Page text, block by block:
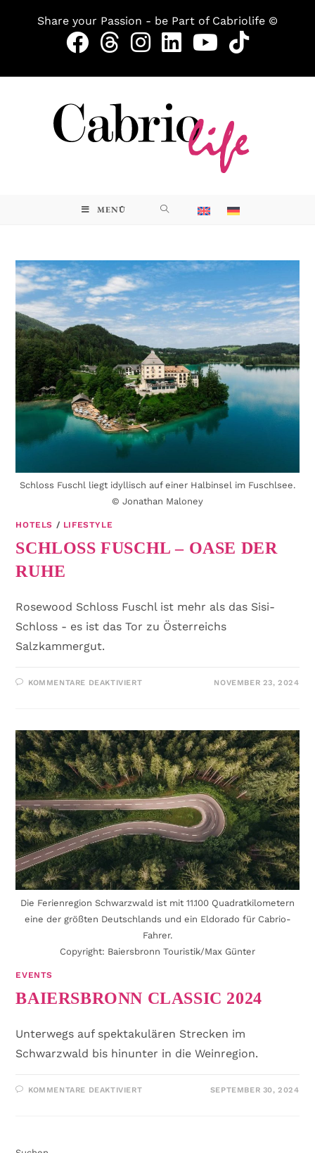
Share your Passion - be Part of Cabriolife ©
MENÜ
Schloss Fuschl liegt idyllisch auf einer Halbinsel im Fuschlsee.
© Jonathan Maloney
HOTELS / LIFESTYLE
SCHLOSS FUSCHL – OASE DER
RUHE
Rosewood Schloss Fuschl ist mehr als das Sisi-
Schloss - es ist das Tor zu Österreichs
Salzkammergut.
KOMMENTARE DEAKTIVIERT NOVEMBER 23, 2024
Die Ferienregion Schwarzwald ist mit 11.100 Quadratkilometern
eine der größten Deutschlands und ein Eldorado für Cabrio-
Fahrer.
Copyright: Baiersbronn Touristik/Max Günter
EVENTS
BAIERSBRONN CLASSIC 2024
Unterwegs auf spektakulären Strecken im
Schwarzwald bis hinunter in die Weinregion.
KOMMENTARE DEAKTIVIERT SEPTEMBER 30, 2024